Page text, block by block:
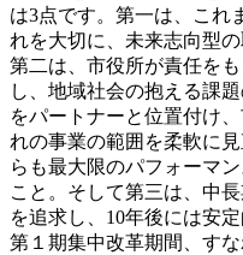
は3点です。第一は、これ
れを大切に、未来
第二は、市役所が責任を
し、地域社会の抱える課
をパートナーと位置付け
れの事業の範囲を柔軟に
らも最大限のパフォーマ
こと。そして第三は、中
を追求し、10年後には安
第１期集中改革期間、す